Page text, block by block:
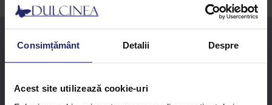
Consimțământ Detalii Despre
Acest site utilizează cookie-uri